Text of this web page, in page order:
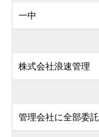
一中
株式会社浪速管理
管理会社に全部委託